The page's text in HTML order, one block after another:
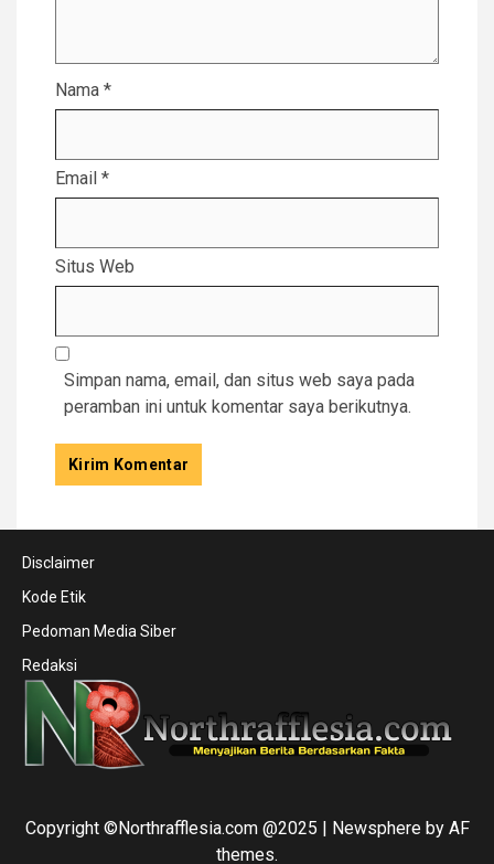
Nama *
Email *
Situs Web
Simpan nama, email, dan situs web saya pada
peramban ini untuk komentar saya berikutnya.
Disclaimer
Kode Etik
Pedoman Media Siber
Redaksi
Copyright ©Northrafflesia.com @2025 | Newsphereby AF
themes.